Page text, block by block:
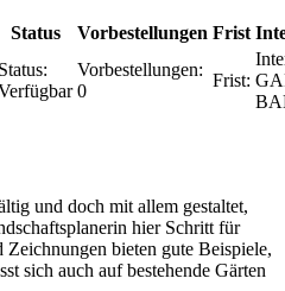
Status Vorbestellungen Frist
Status:
Vorbestellungen:
0
Frist:
und doch mit allem gestaltet,
hier Schritt für
bieten gute Beispiele,
sich auch auf bestehende Gärten